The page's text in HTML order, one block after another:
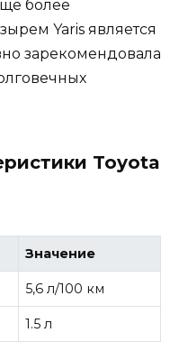
более
Yaris является
зарекомендовала
Toyota
Значение
5,6 л/100 км
1.5 л